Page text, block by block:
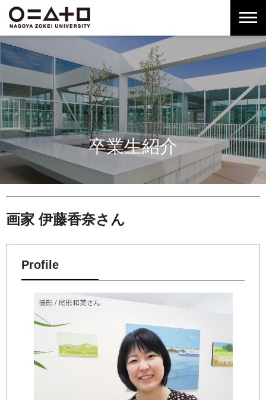
ー
バ
ル
ナ
ビ
ゲ
ー
シ
ョ
へ
へ
カ
ル
ナ
ビ
ゲ
ー
シ
ョ
ン
タ
ー
へ
卒業生紹介
画家 伊藤香奈さん
Profile